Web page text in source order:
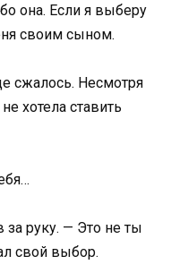
она. Если я выберу
своим сыном.
сжалось. Несмотря
хотела ставить
руку. — Это не ты
свой выбор.